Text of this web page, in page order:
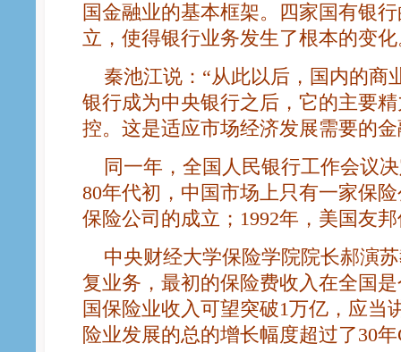
国金融业的基本框架。四家国有银
立，使得银行业务发生了根本的变
秦池江说：“从此以后，国内的商
银行成为中央银行之后，它的主要
控。这是适应市场经济发展需要的
同一年，全国人民银行工作会议
80年代初，中国市场上只有一家保
保险公司的成立；1992年，美国友
中央财经大学保险学院院长郝演
复业务，最初的保险费收入在全国
国保险业收入可望突破1万亿，应当
险业发展的总的增长幅度超过了30